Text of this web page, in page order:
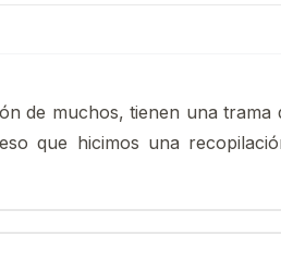
de muchos, tienen una trama
que hicimos una